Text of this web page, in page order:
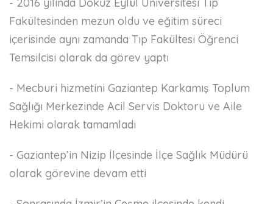
Fakültesinden mezun oldu ve eğitim süreci
içerisinde aynı zamanda Tıp Fakültesi Öğrenci
Temsilcisi olarak da görev yaptı
- Mecburi hizmetini Gaziantep Karkamış Toplum
Sağlığı Merkezinde Acil Servis Doktoru ve Aile
Hekimi olarak tamamladı
- Gaziantep’in Nizip İlçesinde İlçe Sağlık Müdürü
olarak görevine devam etti